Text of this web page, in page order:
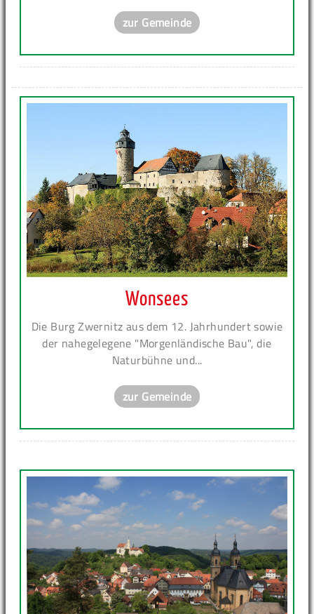
zur Gemeinde
Wonsees
Die Burg Zwernitz aus dem 12. Jahrhundert sowie
der nahegelegene "Morgenländische Bau", die
Naturbühne und...
zur Gemeinde